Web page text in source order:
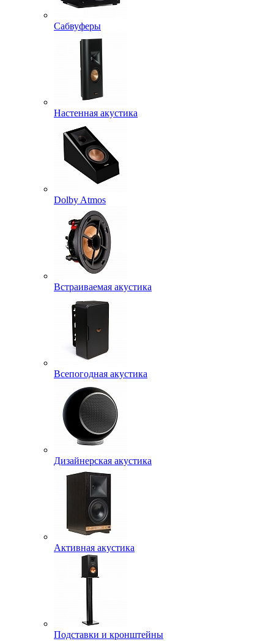
Сабвуферы
Настенная акустика
Dolby Atmos
Встраиваемая акустика
Всепогодная акустика
Дизайнерская акустика
Активная акустика
Подставки и кронштейны